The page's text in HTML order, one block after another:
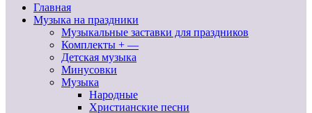
Главная
Музыка на праздники
Музыкальные заставки для праздников
Комплекты + —
Детская музыка
Минусовки
Музыка
Народные
Христианские песни